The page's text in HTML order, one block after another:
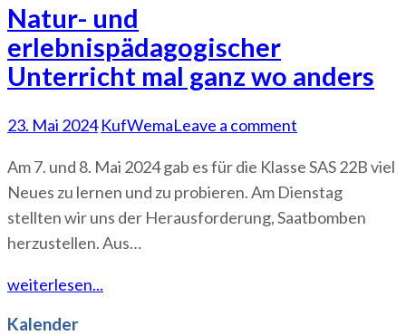
Natur- und
erlebnispädagogischer
Unterricht mal ganz wo anders
23. Mai 2024 KufWemaLeave a comment
Am 7. und 8. Mai 2024 gab es für die Klasse SAS 22B viel
Neues zu lernen und zu probieren. Am Dienstag
stellten wir uns der Herausforderung, Saatbomben
herzustellen. Aus…
weiterlesen...
Kalender